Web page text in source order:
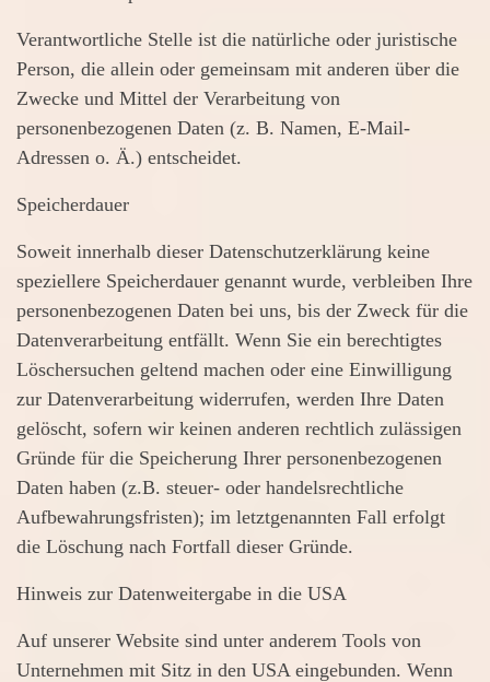
Verantwortliche Stelle ist die natürliche oder juristische
Person, die allein oder gemeinsam mit anderen über die
Zwecke und Mittel der Verarbeitung von
personenbezogenen Daten (z. B. Namen, E-Mail-
Adressen o. Ä.) entscheidet.
Speicherdauer
Soweit innerhalb dieser Datenschutzerklärung keine
speziellere Speicherdauer genannt wurde, verbleiben Ihre
personenbezogenen Daten bei uns, bis der Zweck für die
Datenverarbeitung entfällt. Wenn Sie ein berechtigtes
Löschersuchen geltend machen oder eine Einwilligung
zur Datenverarbeitung widerrufen, werden Ihre Daten
gelöscht, sofern wir keinen anderen rechtlich zulässigen
Gründe für die Speicherung Ihrer personenbezogenen
Daten haben (z.B. steuer- oder handelsrechtliche
Aufbewahrungsfristen); im letztgenannten Fall erfolgt
die Löschung nach Fortfall dieser Gründe.
Hinweis zur Datenweitergabe in die USA
Auf unserer Website sind unter anderem Tools von
Unternehmen mit Sitz in den USA eingebunden. Wenn